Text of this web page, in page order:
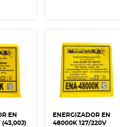
EN
(43,00J)
ENERGIZADOR EN
48000K 127/220V